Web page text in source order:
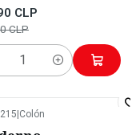
CLP
CLP
Colón